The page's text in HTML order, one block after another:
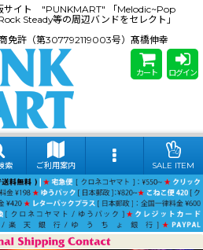
サイト "PUNKMART" 「Melodic~Pop
Steady等の周辺バンドをセレクト」
免許（第307792119003号）髙橋伸幸
カート ログイン
索 ご利用案内 SALE ITEM